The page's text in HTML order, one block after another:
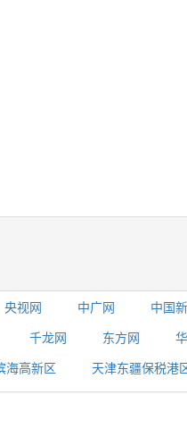
央视网 中广网 中国
千龙网 东方网
海高新区 天津东疆保税港